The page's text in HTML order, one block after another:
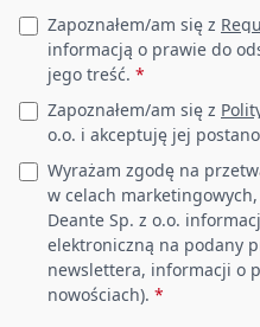
Leave this field empty
Zapoznałem/am się z
informacją o prawie do
jego treść. *
Zapoznałem/am się z
o.o. i akceptuję jej
Wyrażam zgodę na
w celach
Deante Sp. z o.o.
elektroniczną na podany
newslettera, informacji o
nowościach). *